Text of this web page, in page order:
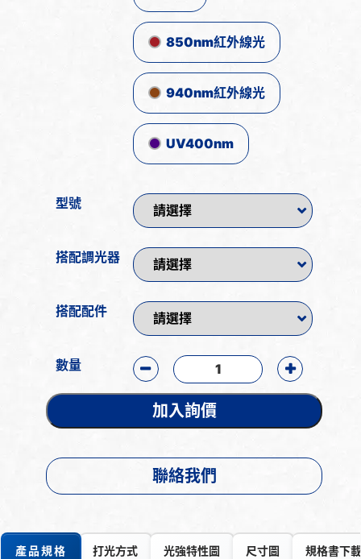
850nm紅外線光
940nm紅外線光
UV400nm
型號
搭配調光器
搭配配件
數量
加入詢價
聯絡我們
產品規格 打光方式 光強特性圖 尺寸圖 規格書下載